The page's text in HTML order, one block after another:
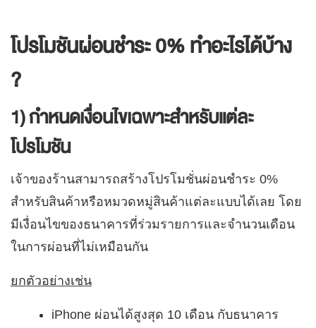
โปรโมชันผ่อนชำระ 0% ทำอะไรได้บ้าง
?
1) กำหนดเงื่อนไขเฉพาะสำหรับแต่ละ
โปรโมชัน
เจ้าของร้านสามารถสร้างโปรโมชั่นผ่อนชำระ 0%
สำหรับสินค้าหรือหมวดหมู่สินค้าแต่ละแบบได้เลย โดย
มีเงื่อนไขของธนาคารที่ร่วมรายการและจำนวนเดือน
ในการผ่อนที่ไม่เหมือนกัน
ยกตัวอย่างเช่น
iPhone ผ่อนได้สูงสุด 10 เดือน กับธนาคาร